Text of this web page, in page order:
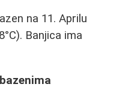
na 11. Aprilu
Banjica ima